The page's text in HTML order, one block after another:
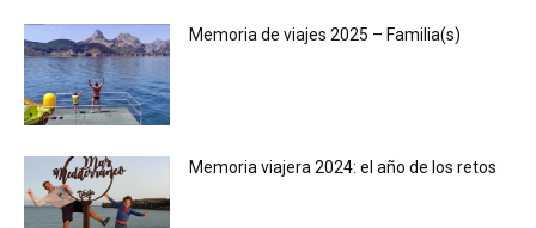
Memoria de viajes 2025 – Familia(s)
Memoria viajera 2024: el año de los retos